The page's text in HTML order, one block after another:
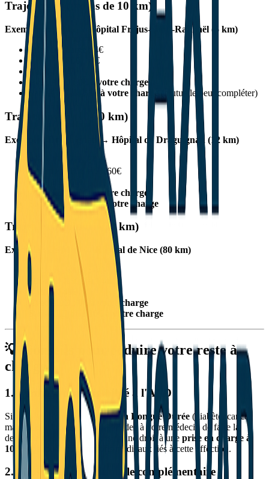
Trajet court (moins de 10 km)
Exemple : Fréjus → Hôpital Fréjus-Saint-Raphaël (5 km)
Prise en charge : 4€
5 km × 1,80€ = 9€
Total : 13€
Avec ALD :
0€ à votre charge
Sans ALD :
4,55€ à votre charge (mutuelle peut compléter)
Trajet moyen (10-30 km)
Exemple : Draguignan → Hôpital de Draguignan (12 km)
Prise en charge : 4€
12 km × 1,80€ = 21,60€
Total : 25,60€
Avec ALD :
0€ à votre charge
Sans ALD :8,96€ à votre charge
Trajet long (plus de 30 km)
Exemple : Le Muy → Hôpital de Nice (80 km)
Prise en charge : 4€
80 km × 1,80€ = 144€
Total : 148€
Avec ALD :
0€ à votre charge
51,80€ à votre charge
💡 Conseils pour réduire votre reste à
charge
1. Vérifiez votre éligibilité à l'ALD
Si vous souffrez d'uneAffection Longue Durée (diabète, cancer,
maladie cardiaque, etc.), demandez à votre médecin de faire la
demande d'ALD. Cela vous donne droit à une prise en charge à
100%
de tous vos transports médicaux liés à cette affection.
2. Souscrivez une mutuelle complémentaire